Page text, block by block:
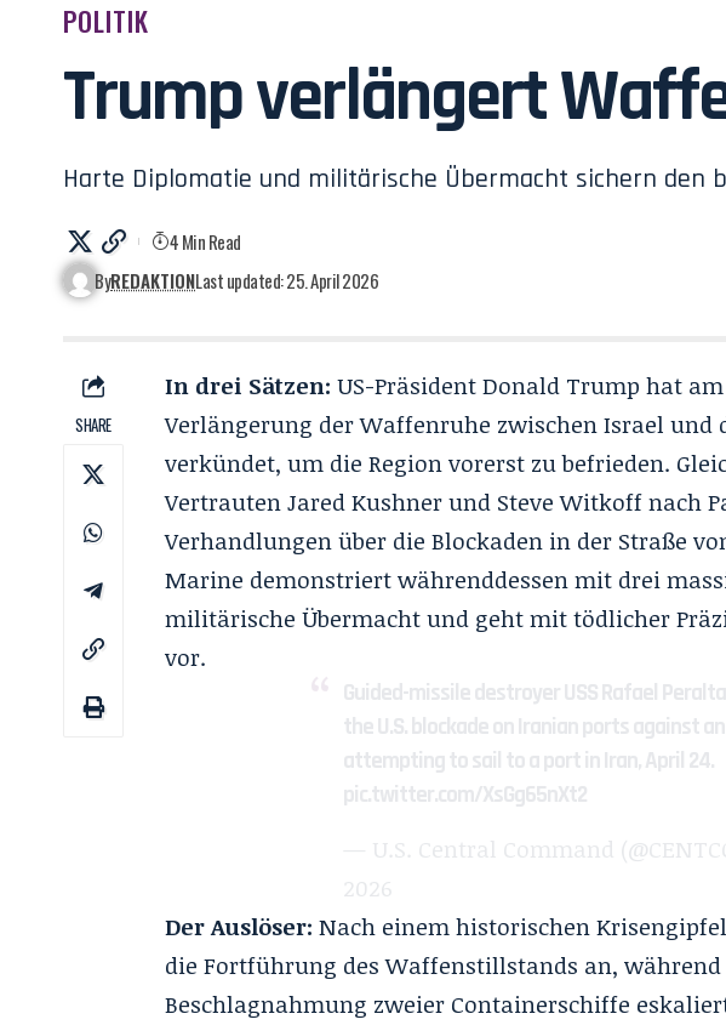
POLITIK
Trump verlängert
Harte Diplomatie und militärische Übermacht sichern den
ByREDAKTIONLast updated: 25. April 2026
4 Min Read
SHARE
In drei Sätzen: US-Präsident Donald Trump hat
Verlängerung der Waffenruhe zwischen Israel und
verkündet, um die Region vorerst zu befrieden.
Vertrauten Jared Kushner und Steve Witkoff nach
Verhandlungen über die Blockaden in der Straße
Marine demonstriert währenddessen mit drei
militärische Übermacht und geht mit tödlicher
vor.
Guided-missile destroyer USS Rafael Peralta
the U.S. blockade on Iranian ports against
attempting to sail to a port in Iran, April 24.
pic.twitter.com/XsGg65nXt2
— U.S. Central Command
2026
Der Auslöser: Nach einem historischen
die Fortführung des Waffenstillstands an,
Beschlagnahmung zweier Containerschiffe